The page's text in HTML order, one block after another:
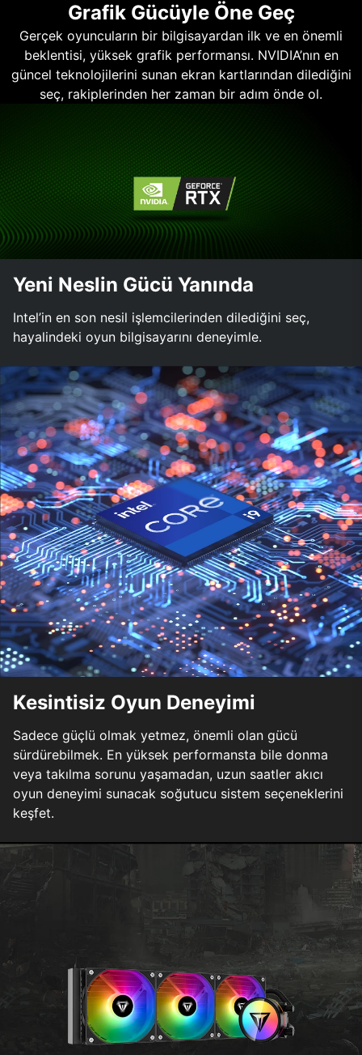
Grafik Gücüyle Öne Geç
Gerçek oyuncuların bir bilgisayardan ilk ve en önemli
beklentisi, yüksek grafik performansı. NVIDIA’nın en
güncel teknolojilerini sunan ekran kartlarından dilediğini
seç, rakiplerinden her zaman bir adım önde ol.
Yeni Neslin Gücü Yanında
Intel’in en son nesil işlemcilerinden dilediğini seç,
hayalindeki oyun bilgisayarını deneyimle.
Kesintisiz Oyun Deneyimi
Sadece güçlü olmak yetmez, önemli olan gücü
sürdürebilmek. En yüksek performansta bile donma
veya takılma sorunu yaşamadan, uzun saatler akıcı
oyun deneyimi sunacak soğutucu sistem seçeneklerini
keşfet.